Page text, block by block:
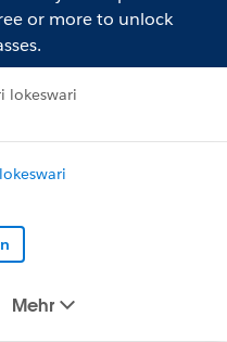
or more to unlock
lokeswari
Mehr